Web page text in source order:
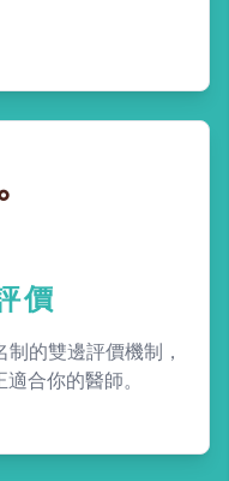
價
的雙邊評價機制，
合你的醫師。